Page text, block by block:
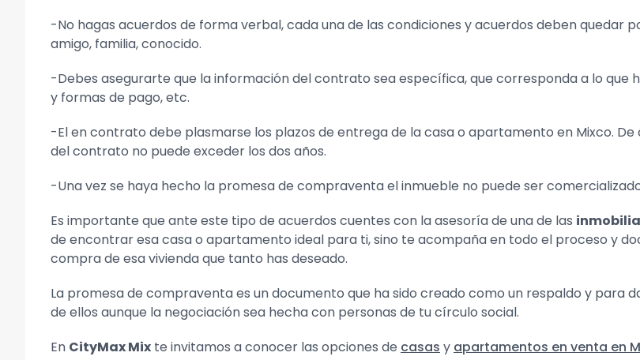
-No hagas acuerdos de forma verbal, cada una de las condiciones y acuerdos deben
amigo, familia, conocido.
-Debes asegurarte que la información del contrato sea específica, que corresponda a lo que
y formas de pago, etc.
-El en contrato debe plasmarse los plazos de entrega de la casa o apartamento en Mixco. De
del contrato no puede exceder los dos años.
-Una vez se haya hecho la promesa de compraventa el inmueble no puede ser
Es importante que ante este tipo de acuerdos cuentes con la asesoría de una de las
de encontrar esa casa o apartamento ideal para ti, sino te acompaña en todo el proceso y
compra de esa vivienda que tanto has deseado.
La promesa de compraventa es un documento que ha sido creado como un respaldo y para
de ellos aunque la negociación sea hecha con personas de tu círculo social.
En CityMax Mix te invitamos a conocer las opciones de casas y apartamentos en venta en